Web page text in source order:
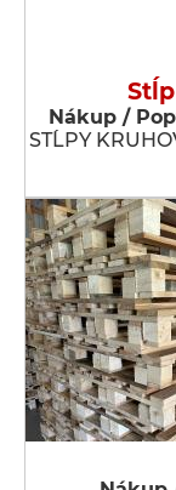
Nákup /
STĹPY